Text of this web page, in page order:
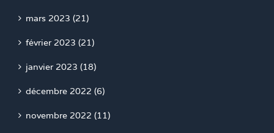
mars 2023 (21)
février 2023 (21)
janvier 2023 (18)
décembre 2022 (6)
novembre 2022 (11)